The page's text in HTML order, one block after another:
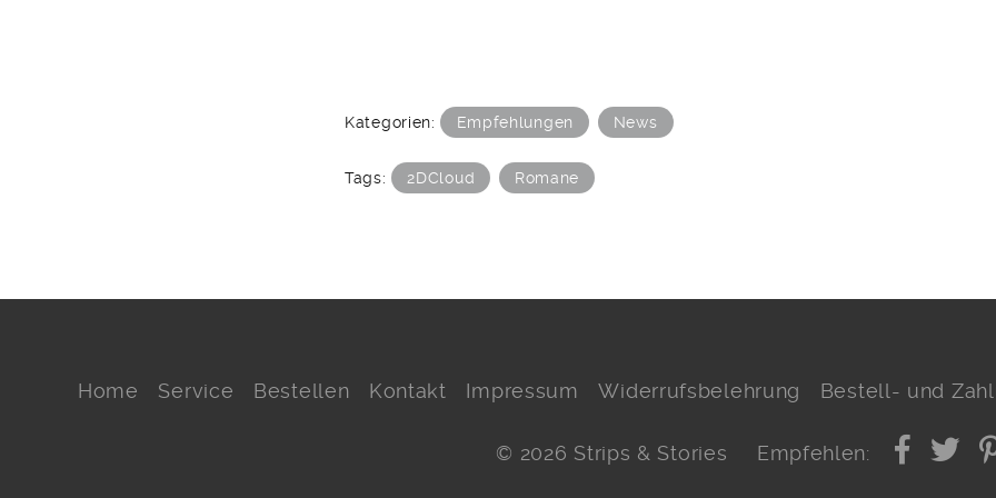
Kategorien: Empfehlungen News
Tags: 2DCloud Romane
Home Service Bestellen Kontakt Impressum Widerrufsbelehrung Bestell- und
© 2026 Strips & Stories Empfehlen: